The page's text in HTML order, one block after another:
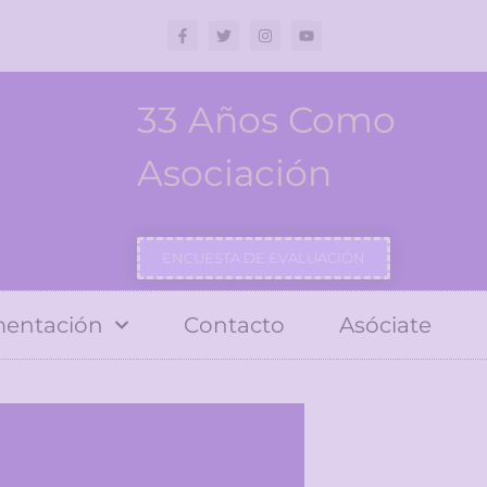
33 Años Como
Asociación
ENCUESTA DE EVALUACIÓN
Contacto Asóciate